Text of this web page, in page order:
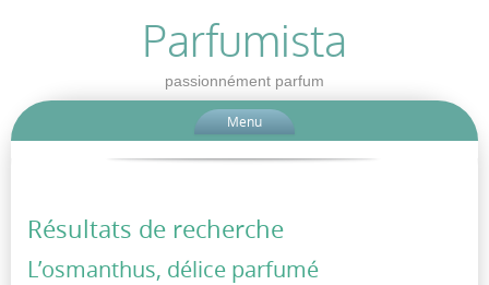
Parfumista
passionnément parfum
Menu
Résultats de recherche
L’osmanthus, délice parfumé